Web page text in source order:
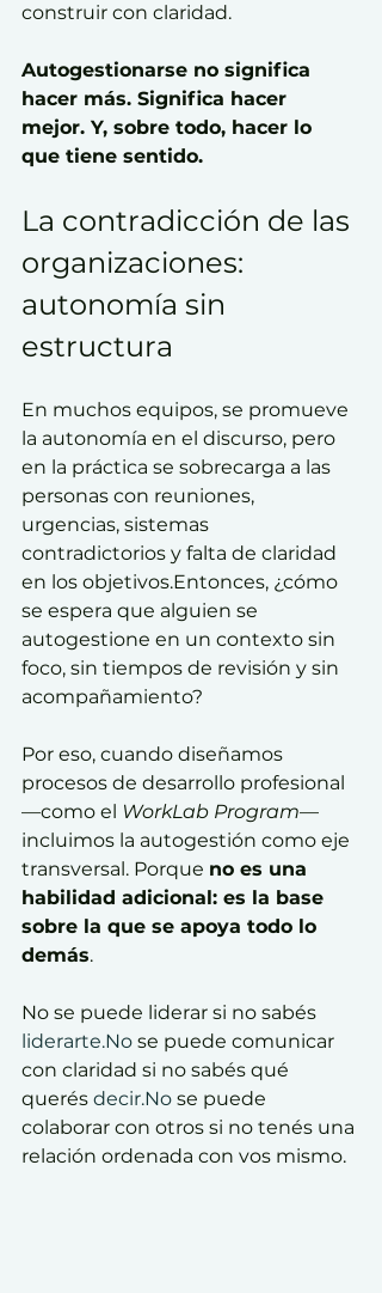
construir con claridad.
Autogestionarse no significa
hacer más. Significa hacer
mejor. Y, sobre todo, hacer lo
que tiene sentido.
La contradicción de las
organizaciones:
autonomía sin
estructura
En muchos equipos, se promueve
la autonomía en el discurso, pero
en la práctica se sobrecarga a las
personas con reuniones,
urgencias, sistemas
contradictorios y falta de claridad
en los objetivos.Entonces, ¿cómo
se espera que alguien se
autogestione en un contexto sin
foco, sin tiempos de revisión y sin
acompañamiento?
Por eso, cuando diseñamos
procesos de desarrollo profesional
—como el WorkLab Program—
incluimos la autogestión como eje
transversal. Porque no es una
habilidad adicional: es la base
sobre la que se apoya todo lo
demás.
No se puede liderar si no sabés
liderarte.No se puede comunicar
con claridad si no sabés qué
querés decir.No se puede
colaborar con otros si no tenés una
relación ordenada con vos mismo.